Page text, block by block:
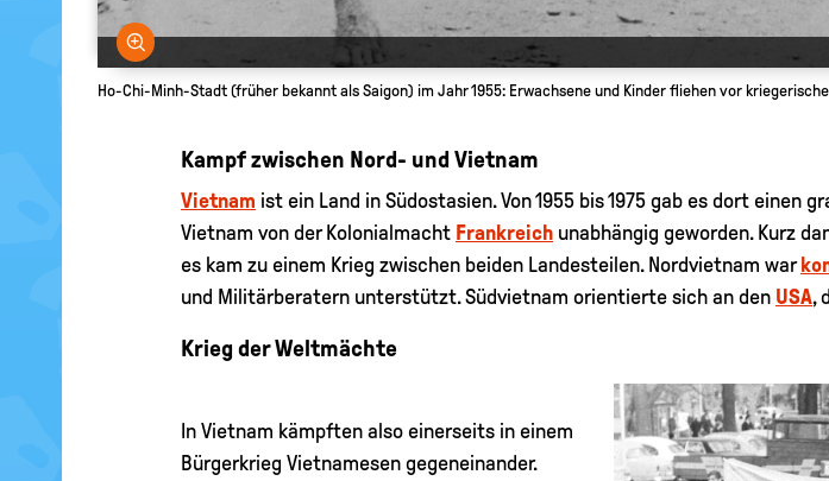
Bild vergrößern
Ho-Chi-Minh-Stadt (früher bekannt als Saigon) im Jahr 1955: Erwachsene und Kinder fliehen vor
Kampf zwischen Nord- und Vietnam
Vietnam ist ein Land in Südostasien. Von 1955 bis 1975 gab es dort einen
Vietnam von der Kolonialmacht Frankreich unabhängig geworden. Kurz
es kam zu einem Krieg zwischen beiden Landesteilen. Nordvietnam war
und Militärberatern unterstützt. Südvietnam orientierte sich an den USA,
Krieg der Weltmächte
In Vietnam kämpften also einerseits in einem
Bürgerkrieg Vietnamesen gegeneinander.